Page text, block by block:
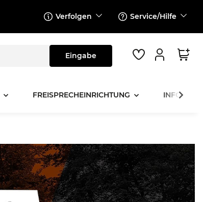
Verfolgen Service/Hilfe
FREISPRECHEINRICHTUNG